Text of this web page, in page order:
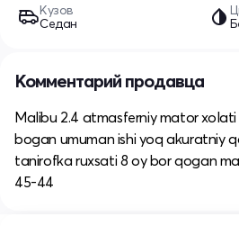
Кузов
Седан
Комментарий продавца
Malibu 2.4 atmasferniy mator xolati
bogan umuman ishi yoq akuratniy
tanirofka ruxsati 8 oy bor qogan
45-44